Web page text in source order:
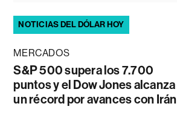
NOTICIAS DEL DÓLAR HOY
MERCADOS
S&P 500 supera los 7.700
puntos y el Dow Jones alcanza
un récord por avances con Irán